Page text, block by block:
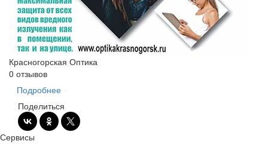
Красногорская Оптика
0 отзывов
Подробнее
Поделиться
Сервисы